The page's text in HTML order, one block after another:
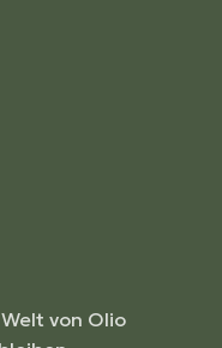
von Olio